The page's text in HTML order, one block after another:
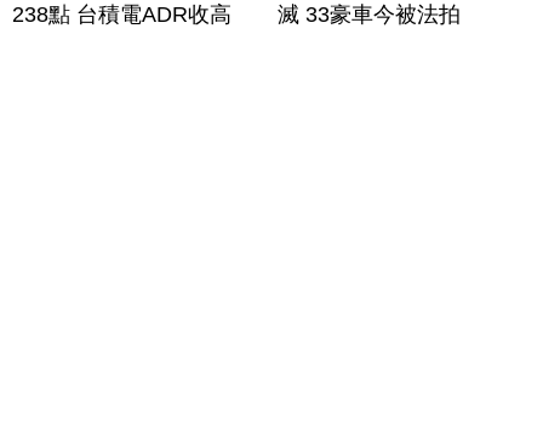
238點 台積電ADR收高
滅 33豪車今被法拍